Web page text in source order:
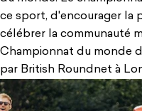
ce sport, d'encourager la
célébrer la communauté
Championnat du monde
par British Roundnet à